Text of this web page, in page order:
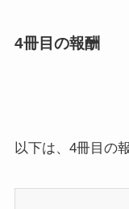
4冊目の報酬
以下は、4冊目の